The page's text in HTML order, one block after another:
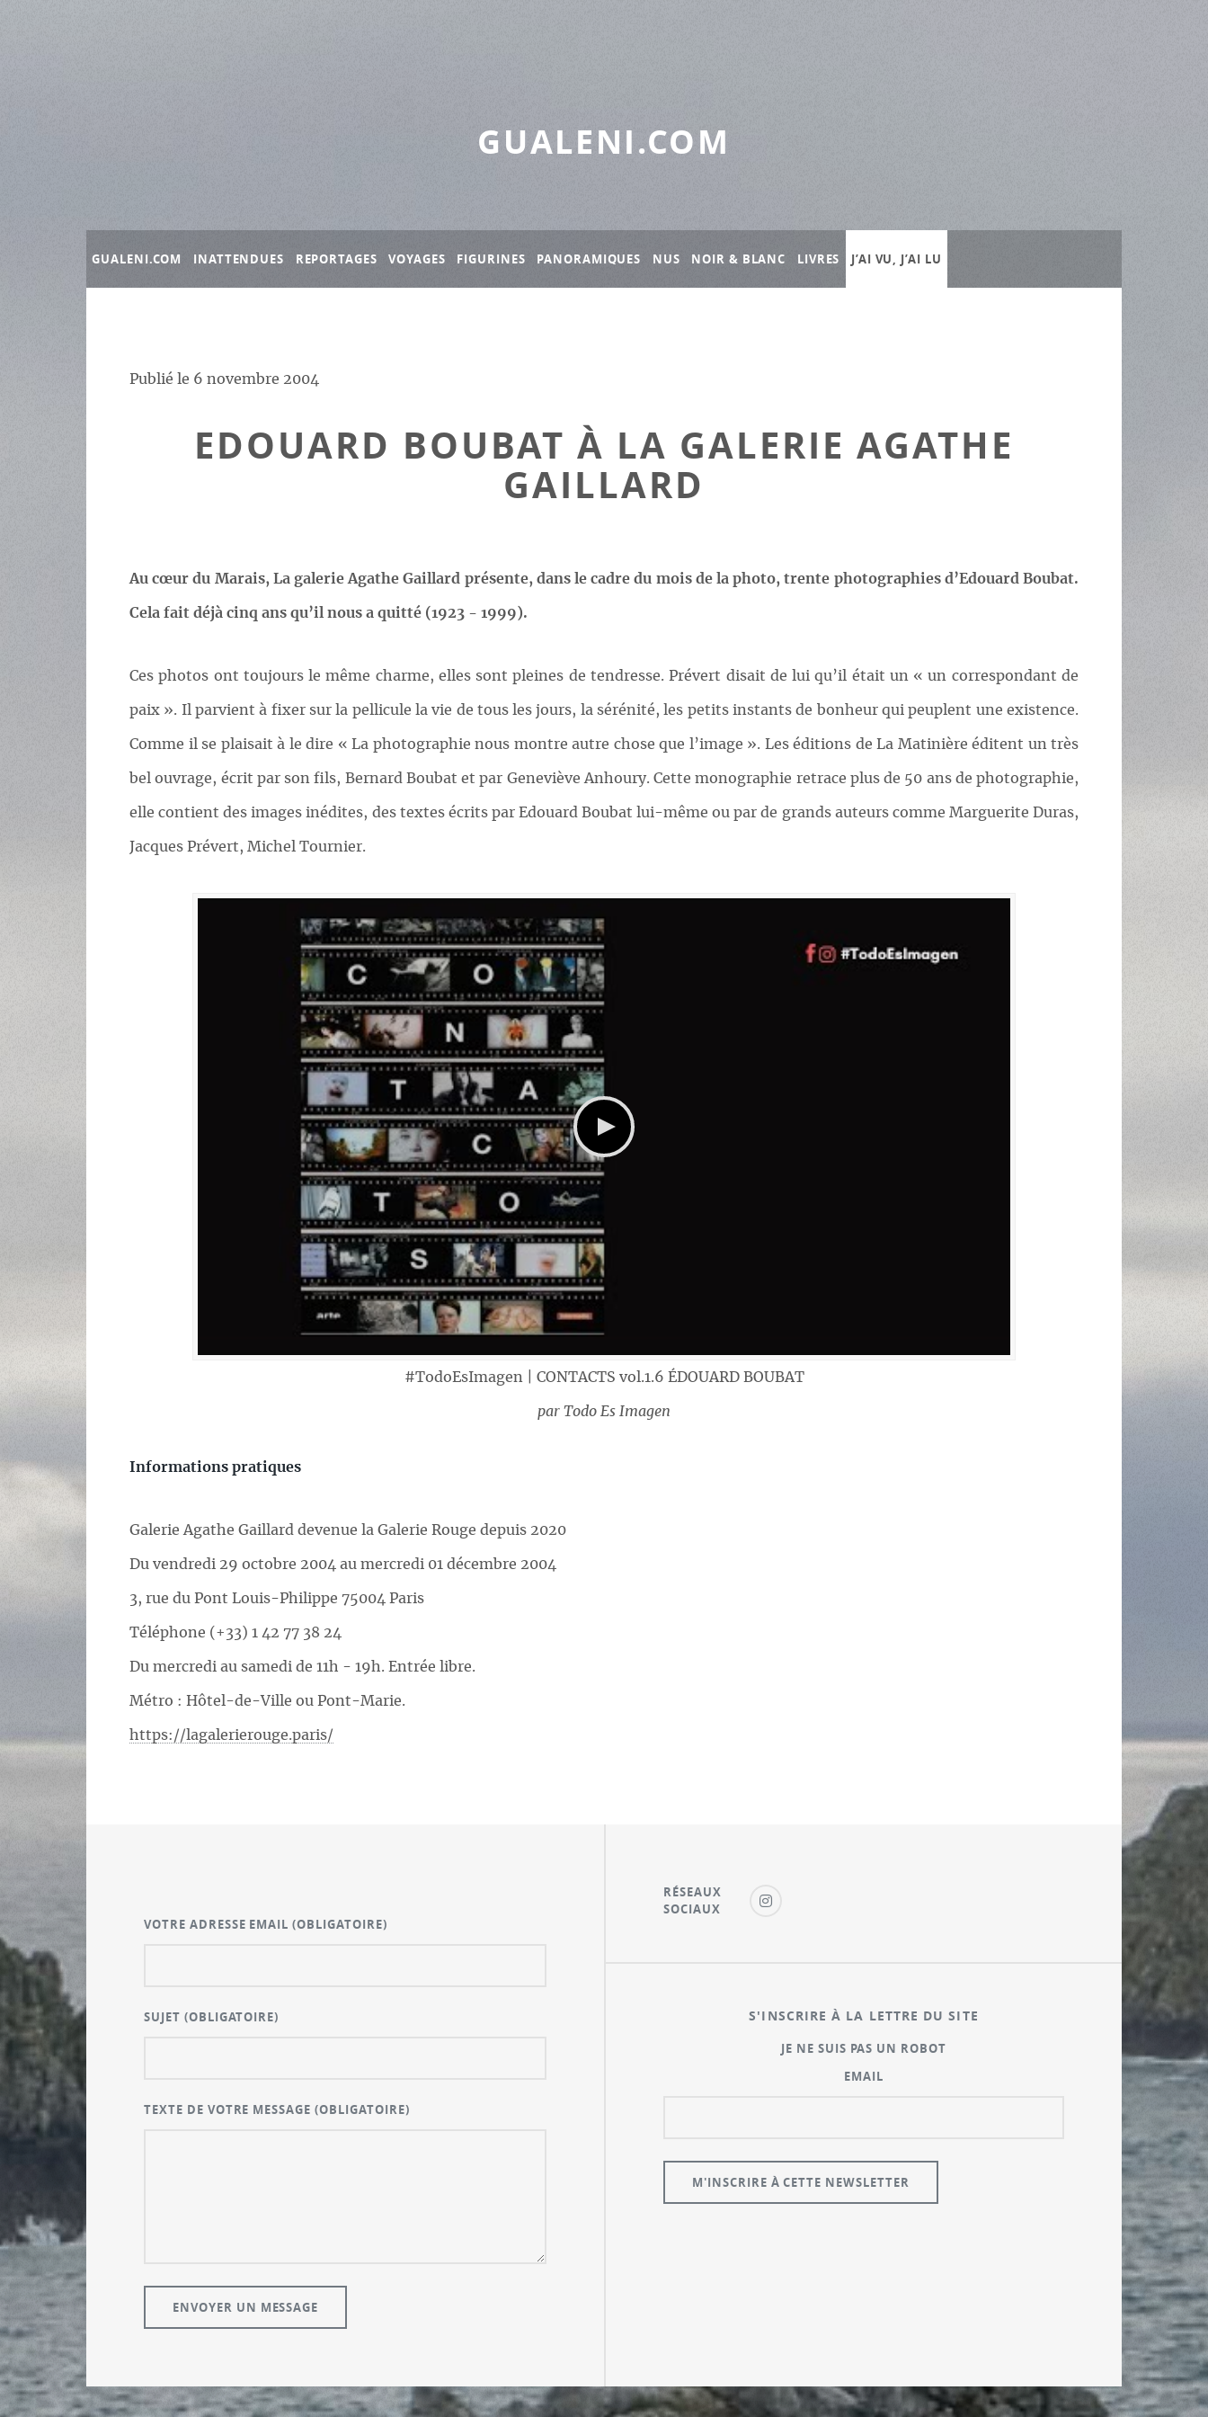
GUALENI.COM
GUALENI.COM INATTENDUES REPORTAGES VOYAGES FIGURINES PANORAMIQUES NUS NOIR & BLANC LIVRES J’AI VU, J’AI LU
Publié le 6 novembre 2004
EDOUARD BOUBAT À LA GALERIE AGATHE
GAILLARD
Au cœur du Marais, La galerie Agathe Gaillard présente, dans le cadre du mois de la photo, trente photographies d’Edouard Boubat.
Cela fait déjà cinq ans qu’il nous a quitté (1923 - 1999).
Ces photos ont toujours le même charme, elles sont pleines de tendresse. Prévert disait de lui qu’il était un « un correspondant de
paix ». Il parvient à fixer sur la pellicule la vie de tous les jours, la sérénité, les petits instants de bonheur qui peuplent une existence.
Comme il se plaisait à le dire « La photographie nous montre autre chose que l’image ». Les éditions de La Matinière éditent un très
bel ouvrage, écrit par son fils, Bernard Boubat et par Geneviève Anhoury. Cette monographie retrace plus de 50 ans de photographie,
elle contient des images inédites, des textes écrits par Edouard Boubat lui-même ou par de grands auteurs comme Marguerite Duras,
Jacques Prévert, Michel Tournier.
#TodoEsImagen | CONTACTS vol.1.6 ÉDOUARD BOUBAT
par Todo Es Imagen
Informations pratiques
Galerie Agathe Gaillard devenue la Galerie Rouge depuis 2020
Du vendredi 29 octobre 2004 au mercredi 01 décembre 2004
3, rue du Pont Louis-Philippe 75004 Paris
Téléphone (+33) 1 42 77 38 24
Du mercredi au samedi de 11h - 19h. Entrée libre.
Métro : Hôtel-de-Ville ou Pont-Marie.
https://lagalerierouge.paris/
VOTRE ADRESSE EMAIL(OBLIGATOIRE)
SUJET (OBLIGATOIRE)
TEXTE DE VOTRE MESSAGE(OBLIGATOIRE)
RÉSEAUX
SOCIAUX
S'INSCRIRE À LA LETTRE DU SITE
JE NE SUIS PAS UN ROBOT
EMAIL